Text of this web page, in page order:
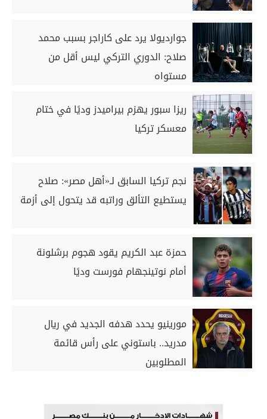
جوارديولا يرد على كاراجر بسبب محمد
صلاح: الدوري التركي ليس أقل من
مستواه
ريزا سبور يهزم بيراميدز وديًا في ختام
معسكر تركيا
نجم تركيا السابق لـ«أهل مصر»: صلاح
يستطيع التألق وراتبه قد يتحول إلى أزمة
حمزة عبد الكريم يقود هجوم برشلونة
أمام نوتينجهام فورست وديًا
مورينيو يحدد هدفه الجديد في ريال
مدريد.. باستوني على رأس قائمة
المطلوبين